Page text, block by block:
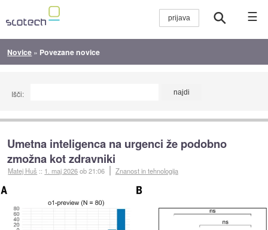
☰
Novice » Povezane novice
Išči:
Umetna inteligenca na urgenci že podobno
zmožna kot zdravniki
Matej Huš :: 1. maj 2026ob 21:06 Znanost in tehnologija